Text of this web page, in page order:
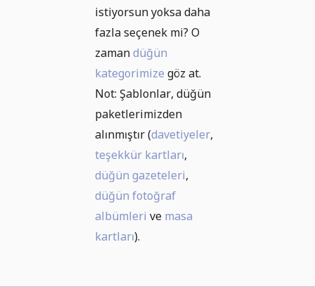
istiyorsun yoksa daha
fazla seçenek mi? O
zamandüğün
kategorimize göz at.
Not: Şablonlar, düğün
paketlerimizden
alınmıştır (davetiyeler,
teşekkür kartları,
düğün gazeteleri,
düğün fotoğraf
albümleri ve masa
kartları).